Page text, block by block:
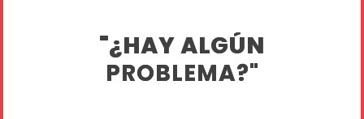
"¿HAY ALGÚN
PROBLEMA?"